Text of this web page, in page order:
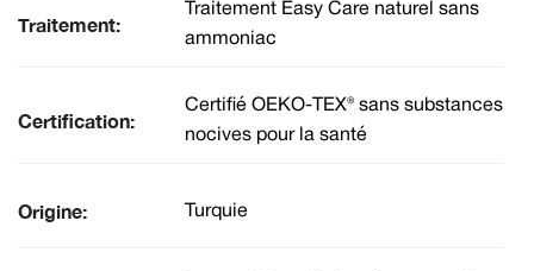
Traitement:
Traitement Easy Care naturel sans
ammoniac
Certification:
Certifié OEKO-TEX® sans substances
nocives pour la santé
Origine: Turquie